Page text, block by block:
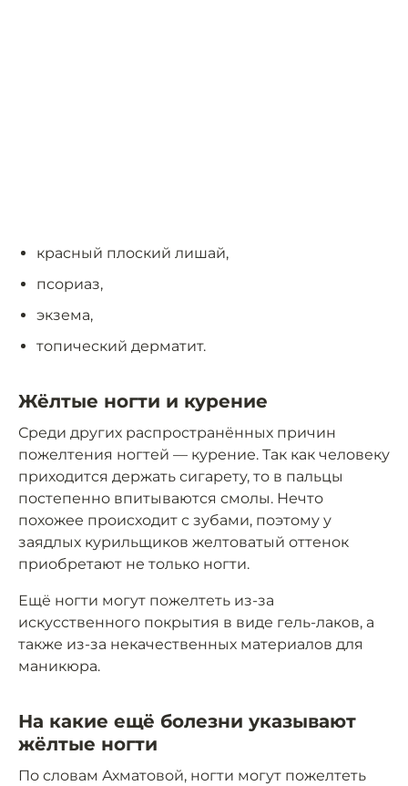
красный плоский лишай,
псориаз,
экзема,
топический дерматит.
Жёлтые ногти и курение
Среди других распространённых причин
пожелтения ногтей — курение. Так как человеку
приходится держать сигарету, то в пальцы
постепенно впитываются смолы. Нечто
похожее происходит с зубами, поэтому у
заядлых курильщиков желтоватый оттенок
приобретают не только ногти.
Ещё ногти могут пожелтеть из-за
искусственного покрытия в виде гель-лаков, а
также из-за некачественных материалов для
маникюра.
На какие ещё болезни указывают
жёлтые ногти
По словам Ахматовой, ногти могут пожелтеть